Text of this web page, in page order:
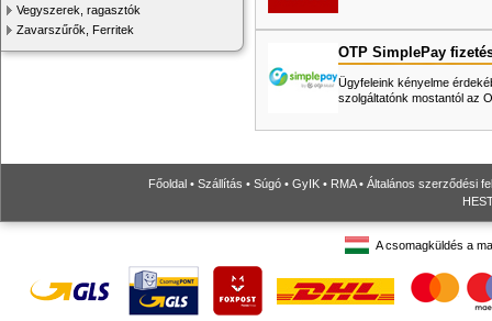
Vegyszerek, ragasztók
Zavarszűrők, Ferritek
OTP SimplePay
Ügyfeleink kényelme
szolgáltatónk mostantól az
Főoldal • Szállítás • Súgó • GyIK • RMA• Általános szerződési
A csomagküldés a